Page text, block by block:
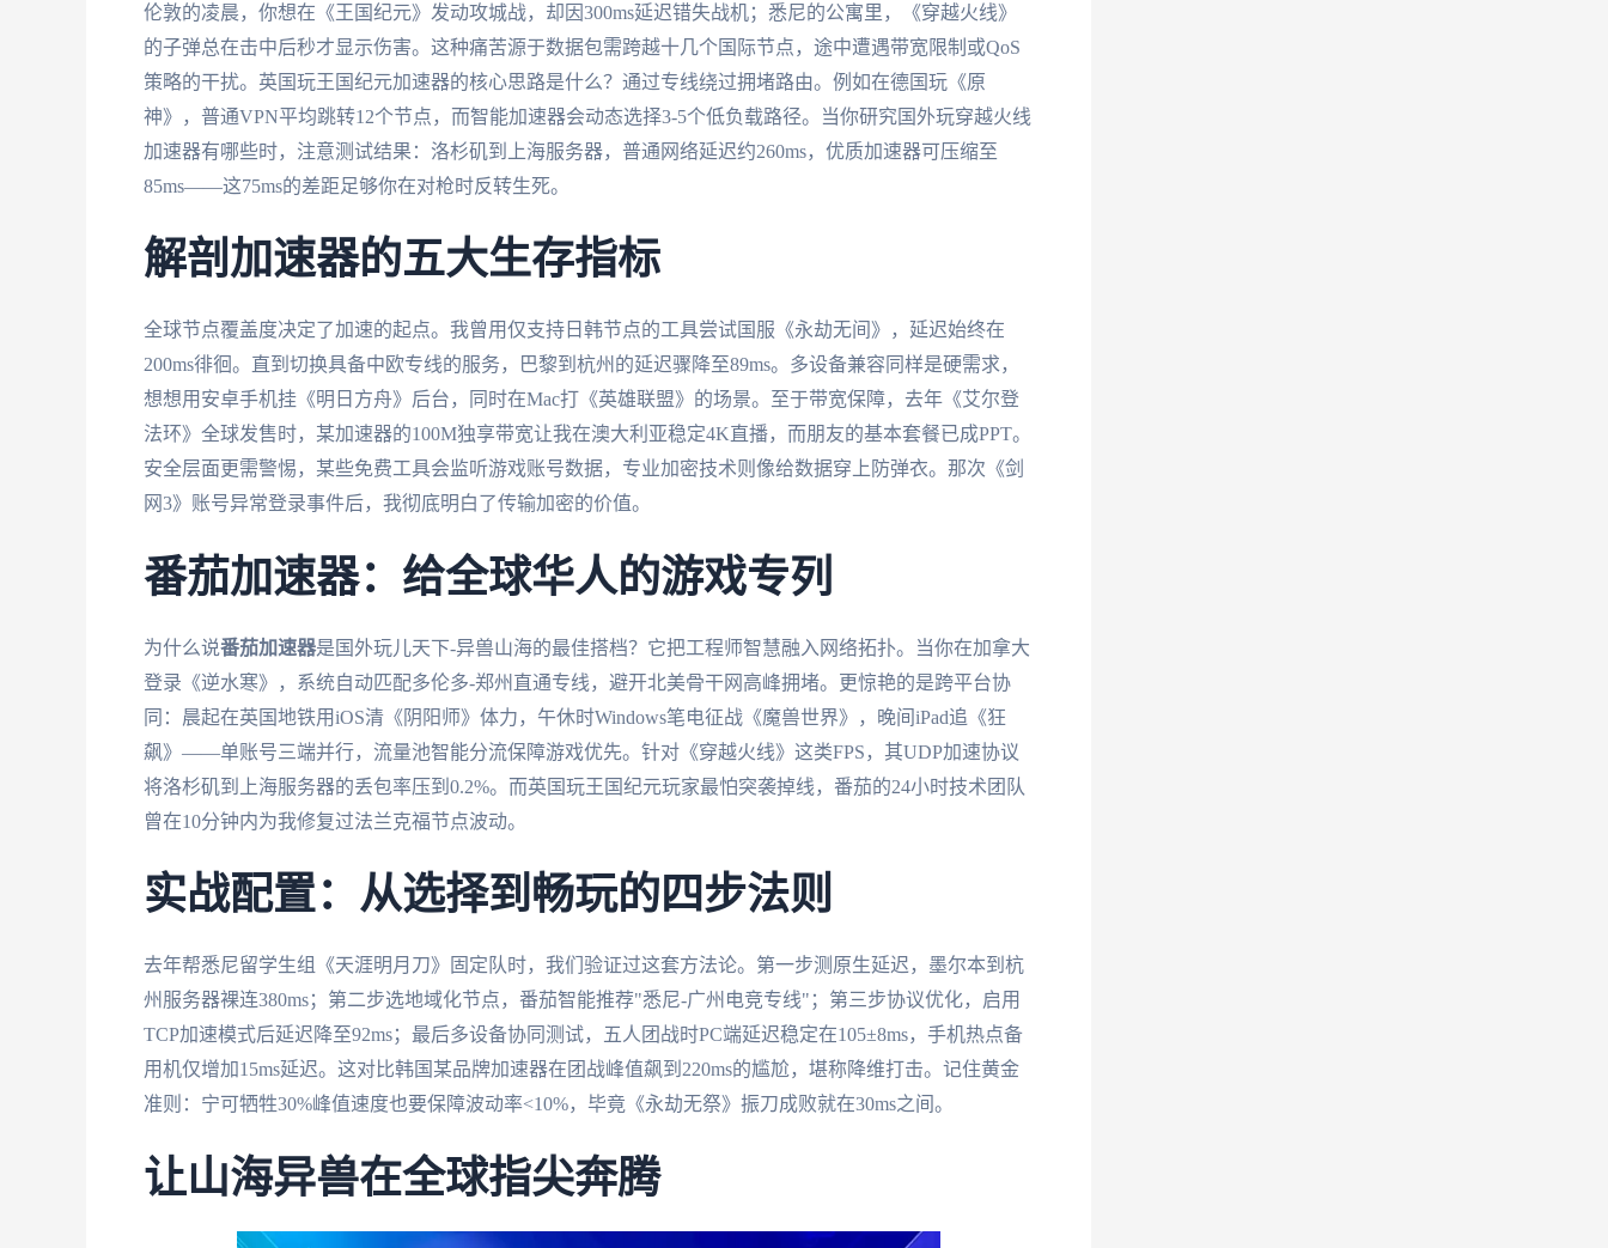
伦敦的凌晨，你想在《王国纪元》发动攻城战，却因300ms延迟错失战机；悉尼的公寓里，《穿越火线》
的子弹总在击中后秒才显示伤害。这种痛苦源于数据包需跨越十几个国际节点，途中遭遇带宽限制或QoS
策略的干扰。英国玩王国纪元加速器的核心思路是什么？通过专线绕过拥堵路由。例如在德国玩《原
神》，普通VPN平均跳转12个节点，而智能加速器会动态选择3-5个低负载路径。当你研究国外玩穿越火线
加速器有哪些时，注意测试结果：洛杉矶到上海服务器，普通网络延迟约260ms，优质加速器可压缩至
85ms——这75ms的差距足够你在对枪时反转生死。
解剖加速器的五大生存指标
全球节点覆盖度决定了加速的起点。我曾用仅支持日韩节点的工具尝试国服《永劫无间》，延迟始终在
200ms徘徊。直到切换具备中欧专线的服务，巴黎到杭州的延迟骤降至89ms。多设备兼容同样是硬需求，
想想用安卓手机挂《明日方舟》后台，同时在Mac打《英雄联盟》的场景。至于带宽保障，去年《艾尔登
法环》全球发售时，某加速器的100M独享带宽让我在澳大利亚稳定4K直播，而朋友的基本套餐已成PPT。
安全层面更需警惕，某些免费工具会监听游戏账号数据，专业加密技术则像给数据穿上防弹衣。那次《剑
网3》账号异常登录事件后，我彻底明白了传输加密的价值。
番茄加速器：给全球华人的游戏专列
为什么说番茄加速器是国外玩儿天下-异兽山海的最佳搭档？它把工程师智慧融入网络拓扑。当你在加拿大
登录《逆水寒》，系统自动匹配多伦多-郑州直通专线，避开北美骨干网高峰拥堵。更惊艳的是跨平台协
同：晨起在英国地铁用iOS清《阴阳师》体力，午休时Windows笔电征战《魔兽世界》，晚间iPad追《狂
飙》——单账号三端并行，流量池智能分流保障游戏优先。针对《穿越火线》这类FPS，其UDP加速协议
将洛杉矶到上海服务器的丢包率压到0.2%。而英国玩王国纪元玩家最怕突袭掉线，番茄的24小时技术团队
曾在10分钟内为我修复过法兰克福节点波动。
实战配置：从选择到畅玩的四步法则
去年帮悉尼留学生组《天涯明月刀》固定队时，我们验证过这套方法论。第一步测原生延迟，墨尔本到杭
州服务器裸连380ms；第二步选地域化节点，番茄智能推荐"悉尼-广州电竞专线"；第三步协议优化，启用
TCP加速模式后延迟降至92ms；最后多设备协同测试，五人团战时PC端延迟稳定在105±8ms，手机热点备
用机仅增加15ms延迟。这对比韩国某品牌加速器在团战峰值飙到220ms的尴尬，堪称降维打击。记住黄金
准则：宁可牺牲30%峰值速度也要保障波动率<10%，毕竟《永劫无祭》振刀成败就在30ms之间。
让山海异兽在全球指尖奔腾